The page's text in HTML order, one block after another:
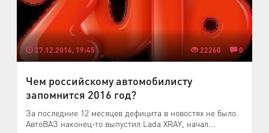
27.12.2016, 19:45 22260 0
Чем российскому автомобилисту
запомнится 2016 год?
За последние 12 месяцев дефицита в новостях не было.
АвтоВАЗ наконец-то выпустил Lada XRAY, начал...